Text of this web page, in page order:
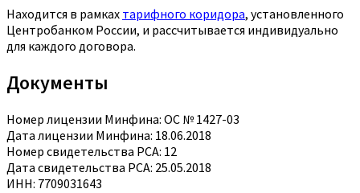
Находится в рамках тарифного коридора, установленного
Центробанком России, и рассчитывается индивидуально
для каждого договора.
Документы
Номер лицензии Минфина: ОС № 1427-03
Дата лицензии Минфина: 18.06.2018
Номер свидетельства РСА: 12
Дата свидетельства РСА: 25.05.2018
ИНН: 7709031643